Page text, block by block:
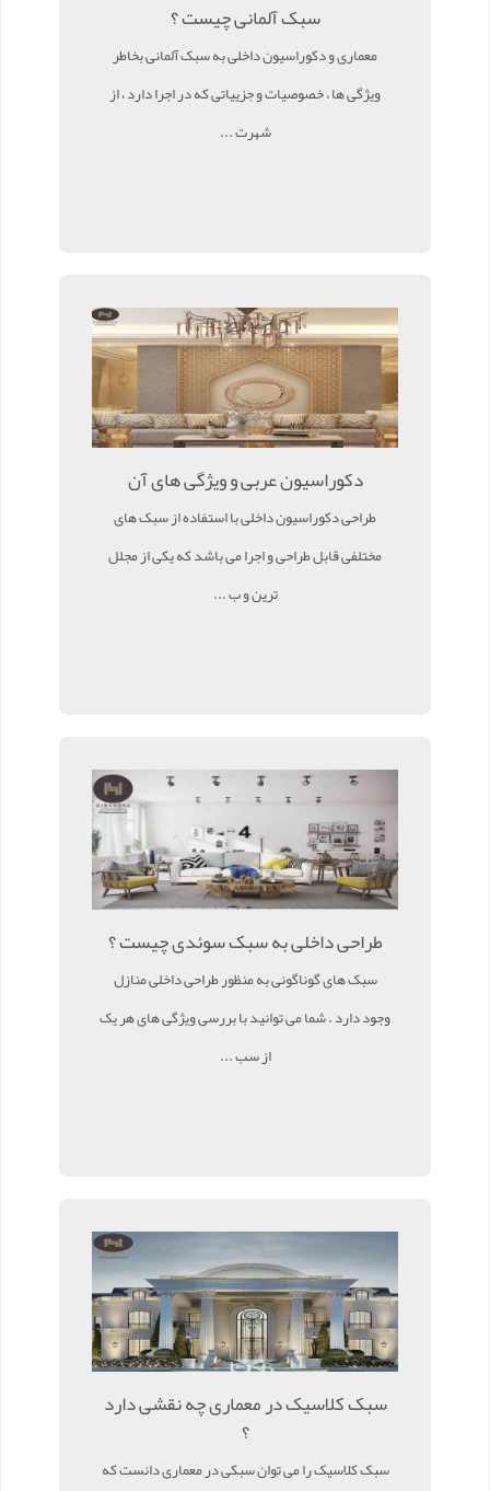
سبک آلمانی چیست ؟
معماری و دکوراسیون داخلی به سبک آلمانی بخاطر
ویژگی ها ، خصوصیات و جزییاتی که در اجرا دارد ، از
شهرت ...
دکوراسیون عربی و ویژگی های آن
طراحی دکوراسیون داخلی با استفاده از سبک های
مختلفی قابل طراحی و اجرا می باشد که یکی از مجلل
ترین و ب ...
طراحی داخلی به سبک سوئدی چیست ؟
سبک های گوناگونی به منظور طراحی داخلی منازل
وجود دارد . شما می توانید با بررسی ویژگی های هر یک
از سب ...
سبک کلاسیک در معماری چه نقشی دارد
؟
سبک کلاسیک را می توان سبکی در معماری دانست که